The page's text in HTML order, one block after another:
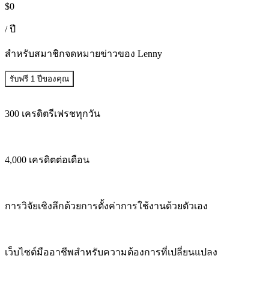
$0
/ ปี
สำหรับสมาชิกจดหมายข่าวของ Lenny
รับฟรี 1 ปีของคุณ
300 เครดิตรีเฟรชทุกวัน
4,000 เครดิตต่อเดือน
การวิจัยเชิงลึกด้วยการตั้งค่าการใช้งานด้วยตัวเอง
เว็บไซต์มืออาชีพสำหรับความต้องการที่เปลี่ยนแปลง